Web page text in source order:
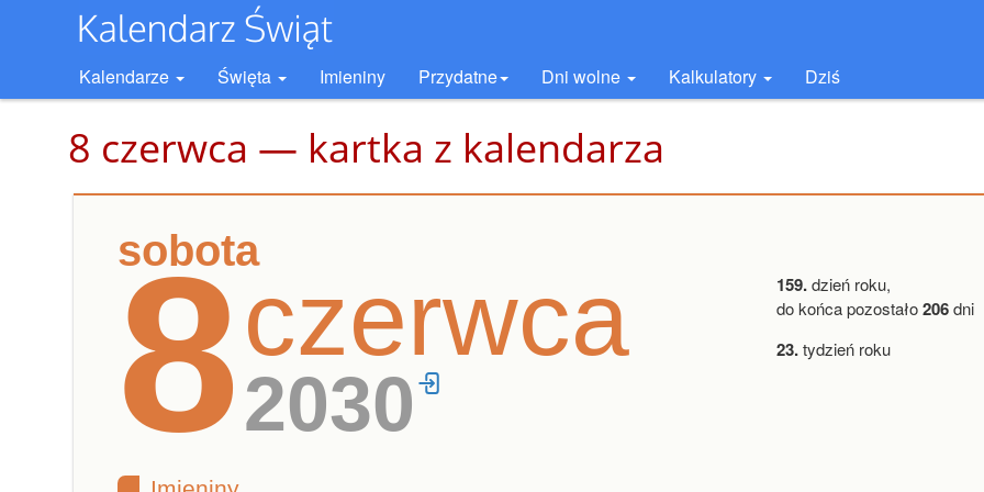
Kalendarze Święta Imieniny Przydatne Dni wolne Kalkulatory Dziś
8 czerwca — kartka z kalendarza
sobota
8czerwca
2030
159.dzień roku,
do końca pozostało206dni
23.tydzień roku